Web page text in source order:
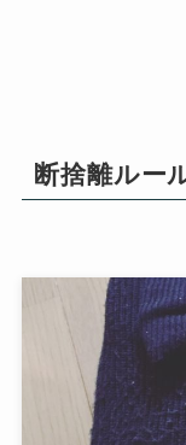
断捨離ルー